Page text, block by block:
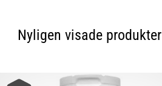
Nyligen visade produkter